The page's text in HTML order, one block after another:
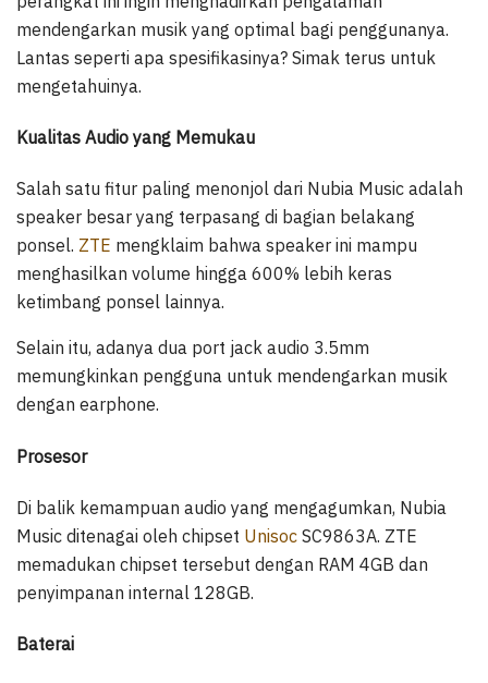
mendengarkan musik yang optimal bagi penggunanya.
Lantas seperti apa spesifikasinya? Simak terus untuk
mengetahuinya.
Kualitas Audio yang Memukau
Salah satu fitur paling menonjol dari Nubia Music adalah
speaker besar yang terpasang di bagian belakang
ponsel. ZTE mengklaim bahwa speaker ini mampu
menghasilkan volume hingga 600% lebih keras
ketimbang ponsel lainnya.
Selain itu, adanya dua port jack audio 3.5mm
memungkinkan pengguna untuk mendengarkan musik
dengan earphone.
Prosesor
Di balik kemampuan audio yang mengagumkan, Nubia
Music ditenagai oleh chipset Unisoc SC9863A. ZTE
memadukan chipset tersebut dengan RAM 4GB dan
penyimpanan internal 128GB.
Baterai